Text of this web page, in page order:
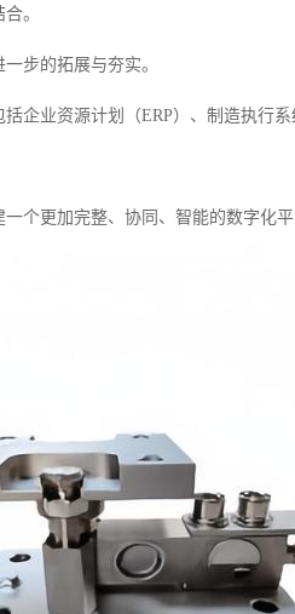
。
步的拓展与夯实。
企业资源计划（ERP）、制造执行
个更加完整、协同、智能的数字化平